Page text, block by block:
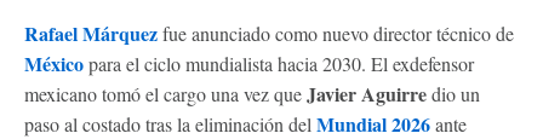
Rafael Márquezfue anunciado como nuevo director técnico de
Méxicopara el ciclo mundialista hacia 2030. El exdefensor
mexicano tomó el cargo una vez queJavier Aguirredio un
paso al costado tras la eliminación del Mundial 2026ante